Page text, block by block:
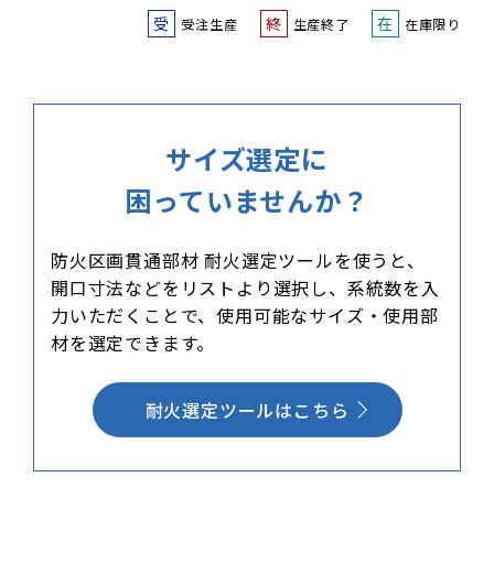
受 受注生産 終 生産終了 在 在庫限り
サイズ選定に
困っていませんか？
防火区画貫通部材 耐火選定ツールを使うと、
開口寸法などをリストより選択し、系統数を入
力いただくことで、使用可能なサイズ・使用部
材を選定できます。
耐火選定ツールはこちら